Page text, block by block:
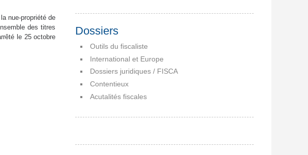
nue-propriété de
des titres
le 25 octobre
Dossiers
Outils du fiscaliste
International et Europe
Dossiers juridiques / FISCA
Contentieux
Acutalités fiscales